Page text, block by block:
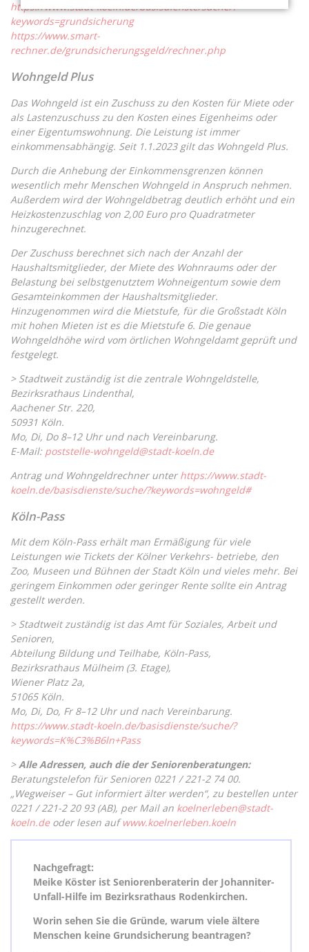
https://www.stadt-koeln.de/basisdienste/suche/?
keywords=grundsicherung
https://www.smart-
rechner.de/grundsicherungsgeld/rechner.php
Wohngeld Plus
Das Wohngeld ist ein Zuschuss zu den Kosten für Miete oder
als Lastenzuschuss zu den Kosten eines Eigenheims oder
einer Eigentumswohnung. Die Leistung ist immer
einkommensabhängig. Seit 1.1.2023 gilt das Wohngeld Plus.
Durch die Anhebung der Einkommensgrenzen können
wesentlich mehr Menschen Wohngeld in Anspruch nehmen.
Außerdem wird der Wohngeldbetrag deutlich erhöht und ein
Heizkostenzuschlag von 2,00 Euro pro Quadratmeter
hinzugerechnet.
Der Zuschuss berechnet sich nach der Anzahl der
Haushaltsmitglieder, der Miete des Wohnraums oder der
Belastung bei selbstgenutztem Wohneigentum sowie dem
Gesamteinkommen der Haushaltsmitglieder.
Hinzugenommen wird die Mietstufe, für die Großstadt Köln
mit hohen Mieten ist es die Mietstufe 6. Die genaue
Wohngeldhöhe wird vom örtlichen Wohngeldamt geprüft und
festgelegt.
> Stadtweit zuständig ist die zentrale Wohngeldstelle,
Bezirksrathaus Lindenthal,
Aachener Str. 220,
50931 Köln.
Mo, Di, Do 8–12 Uhr und nach Vereinbarung.
E-Mail: poststelle-wohngeld@stadt-koeln.de
Antrag und Wohngeldrechner unter https://www.stadt-
koeln.de/basisdienste/suche/?keywords=wohngeld#
Köln-Pass
Mit dem Köln-Pass erhält man Ermäßigung für viele
Leistungen wie Tickets der Kölner Verkehrs- betriebe, den
Zoo, Museen und Bühnen der Stadt Köln und vieles mehr. Bei
geringem Einkommen oder geringer Rente sollte ein Antrag
gestellt werden.
> Stadtweit zuständig ist das Amt für Soziales, Arbeit und
Senioren,
Abteilung Bildung und Teilhabe, Köln-Pass,
Bezirksrathaus Mülheim (3. Etage),
Wiener Platz 2a,
51065 Köln.
Mo, Di, Do, Fr 8–12 Uhr und nach Vereinbarung.
https://www.stadt-koeln.de/basisdienste/suche/?
keywords=K%C3%B6ln+Pass
>Alle Adressen, auch die der Seniorenberatungen:
Beratungstelefon für Senioren 0221 / 221-2 74 00.
„Wegweiser – Gut informiert älter werden“, zu bestellen unter
0221 / 221-2 20 93 (AB), per Mail an koelnerleben@stadt-
koeln.deoder lesen aufwww.koelnerleben.koeln
Nachgefragt:
Meike Köster ist Seniorenberaterin der Johanniter-
Unfall-Hilfe im Bezirksrathaus Rodenkirchen.
Worin sehen Sie die Gründe, warum viele ältere
Menschen keine Grundsicherung beantragen?